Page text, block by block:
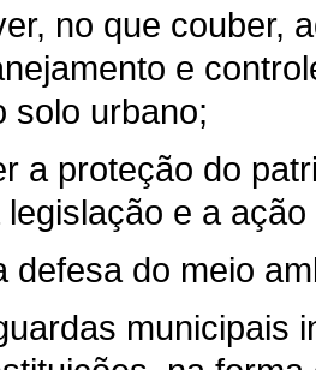
no que couber,
e
solo urbano;
a proteção do
e a
defesa do meio
municipais